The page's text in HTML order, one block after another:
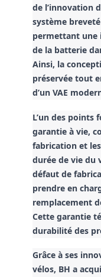
de l’innovation
système
permettant une
de la batterie
Ainsi, la
préservée tout
d’un VAE
L’un des points
garantie à vie,
fabrication et
durée de vie du
défaut de
prendre en
remplacement
Cette garantie
durabilité des
Grâce à ses
vélos, BH a